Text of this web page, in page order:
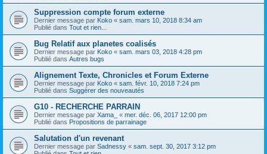
Suppression compte forum externe
Dernier message par Koko « sam. mars 10, 2018 8:34 am
Publié dans Tout et rien...
Bug Relatif aux planetes coalisés
Dernier message par Koko « sam. mars 03, 2018 4:28 pm
Publié dans Autres bugs
Alignement Texte, Chronicles et Forum Externe
Dernier message par Koko « sam. févr. 10, 2018 7:24 pm
Publié dans Suggérer des nouveautés
G10 - RECHERCHE PARRAIN
Dernier message par Xama_ « mer. déc. 06, 2017 12:00 pm
Publié dans Propositions de parrainage
Salutation d'un revenant
Dernier message par Sadnessy « sam. sept. 30, 2017 3:12 pm